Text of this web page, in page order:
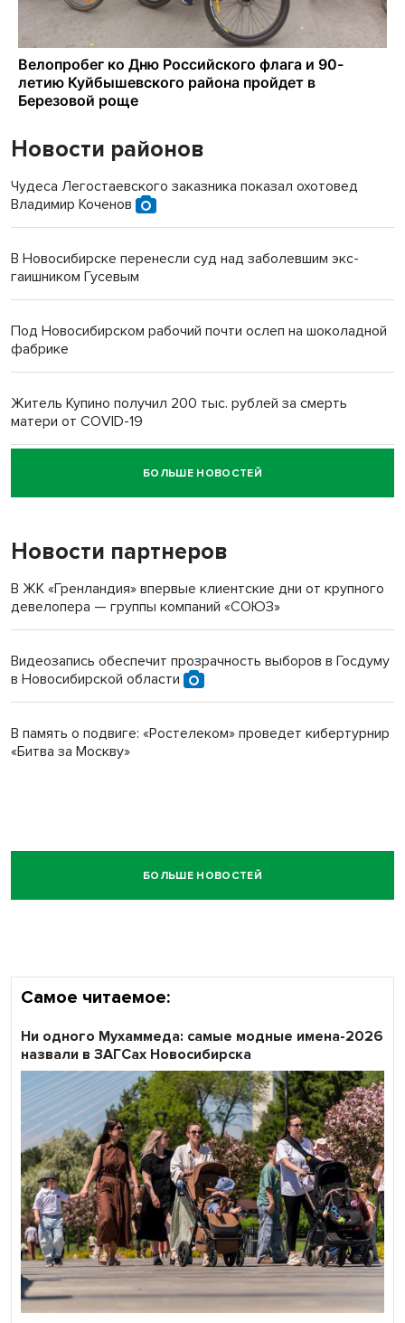
Новости районов
Чудеса Легостаевского заказника показал охотовед
Владимир Коченов
В Новосибирске перенесли суд над заболевшим экс-
гаишником Гусевым
Под Новосибирском рабочий почти ослеп на шоколадной
фабрике
Житель Купино получил 200 тыс. рублей за смерть
матери от COVID-19
Новосибирский суд наказал водителя за смерть
пенсионерки на вокзале
БОЛЬШЕ НОВОСТЕЙ
Новости партнеров
В ЖК «Гренландия» впервые клиентские дни от крупного
девелопера — группы компаний «СОЮЗ»
Видеозапись обеспечит прозрачность выборов в Госдуму
в Новосибирской области
В память о подвиге: «Ростелеком» проведет кибертурнир
«Битва за Москву»
БОЛЬШЕ НОВОСТЕЙ
Самое читаемое:
Ни одного Мухаммеда: самые модные имена-2026
назвали в ЗАГСах Новосибирска